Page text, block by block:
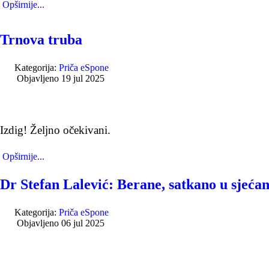
Opširnije...
Trnova truba
Kategorija: Priča eSpone
Objavljeno 19 jul 2025
Izdig! Željno očekivani.
Opširnije...
Dr Stefan Lalević: Berane, satkano u
Kategorija: Priča eSpone
Objavljeno 06 jul 2025